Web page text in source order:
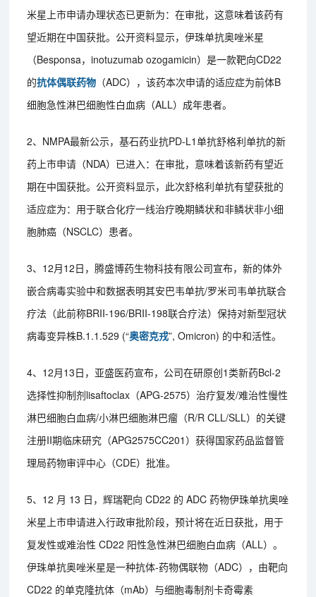
米星上市申请办理状态已更新为：在审批，这意味着该药有
望近期在中国获批。公开资料显示，伊珠单抗奥唑米星
（Besponsa，inotuzumab ozogamicin）是一款靶向CD22
的抗体偶联药物 （ADC），该药本次申请的适应症为前体B
细胞急性淋巴细胞性白血病（ALL）成年患者。
2、NMPA最新公示，基石药业抗PD-L1单抗舒格利单抗的新
药上市申请（NDA）已进入：在审批，意味着该新药有望近
期在中国获批。公开资料显示，此次舒格利单抗有望获批的
适应症为：用于联合化疗一线治疗晚期鳞状和非鳞状非小细
胞肺癌（NSCLC）患者。
3、12月12日，腾盛博药生物科技有限公司宣布，新的体外
嵌合病毒实验中和数据表明其安巴韦单抗/罗米司韦单抗联合
疗法（此前称BRII-196/BRII-198联合疗法）保持对新型冠状
病毒变异株B.1.1.529 (“奥密克戎”, Omicron) 的中和活性。
4、12月13日，亚盛医药宣布，公司在研原创1类新药Bcl-2
选择性抑制剂lisaftoclax（APG-2575）治疗复发/难治性慢性
淋巴细胞白血病/小淋巴细胞淋巴瘤（R/R CLL/SLL）的关键
注册II期临床研究（APG2575CC201）获得国家药品监督管
理局药物审评中心（CDE）批准。
5、12 月 13 日，辉瑞靶向 CD22 的 ADC 药物伊珠单抗奥唑
米星上市申请进入行政审批阶段，预计将在近日获批，用于
复发性或难治性 CD22 阳性急性淋巴细胞白血病（ALL）。
伊珠单抗奥唑米星是一种抗体-药物偶联物（ADC），由靶向
CD22 的单克隆抗体（mAb）与细胞毒制剂卡奇霉素